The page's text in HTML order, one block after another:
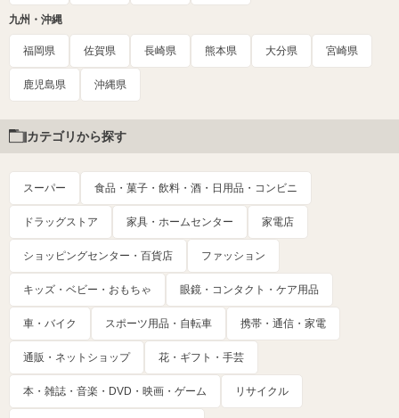
九州・沖縄
福岡県 佐賀県 長崎県 熊本県 大分県 宮崎県
鹿児島県 沖縄県
カテゴリから探す
スーパー 食品・菓子・飲料・酒・日用品・コンビニ
ドラッグストア 家具・ホームセンター 家電店
ショッピングセンター・百貨店 ファッション
キッズ・ベビー・おもちゃ 眼鏡・コンタクト・ケア用品
車・バイク スポーツ用品・自転車 携帯・通信・家電
通販・ネットショップ 花・ギフト・手芸
本・雑誌・音楽・DVD・映画・ゲーム リサイクル